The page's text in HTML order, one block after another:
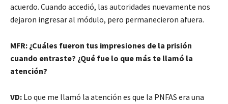
acuerdo. Cuando accedió, las autoridades nuevamente nos
dejaron ingresar al módulo, pero permanecieron afuera.
MFR: ¿Cuáles fueron tus impresiones de la prisión
cuando entraste? ¿Qué fue lo que más te llamó la
atención?
VD: Lo que me llamó la atención es que la PNFAS era una